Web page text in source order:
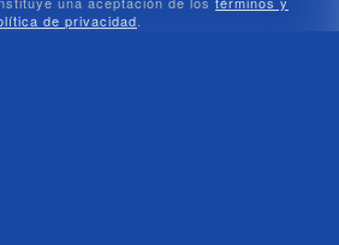
de privacidad